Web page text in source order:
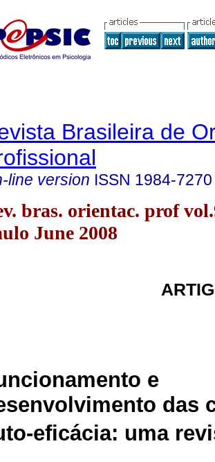
Brasileira de
line version ISSN 1984-7270
bras. orientac. prof
June 2008
e
das
eficácia: uma